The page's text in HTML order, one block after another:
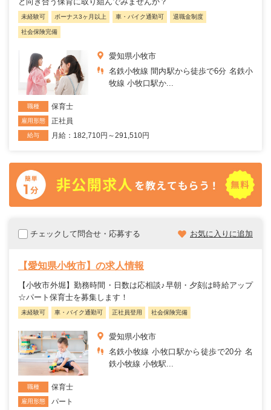
未経験可 ボーナス3ヶ月以上 車・バイク通勤可 退職金制度
社会保険完備
愛知県小牧市
名鉄小牧線 間内駅から徒歩で6分 名鉄小
牧線 小牧口駅か...
職種 保育士
雇用形態 正社員
給与 月給：182,710円～291,510円
チェックして問合せ・応募する お気に入りに追加
【愛知県小牧市】の求人情報
【小牧市外堀】勤務時間・日数は応相談♪早朝・夕刻は時給アップ
☆パート保育士を募集します！
未経験可 車・バイク通勤可 正社員登用 社会保険完備
愛知県小牧市
名鉄小牧線 小牧口駅から徒歩で20分 名
鉄小牧線 小牧駅...
職種 保育士
雇用形態 パート